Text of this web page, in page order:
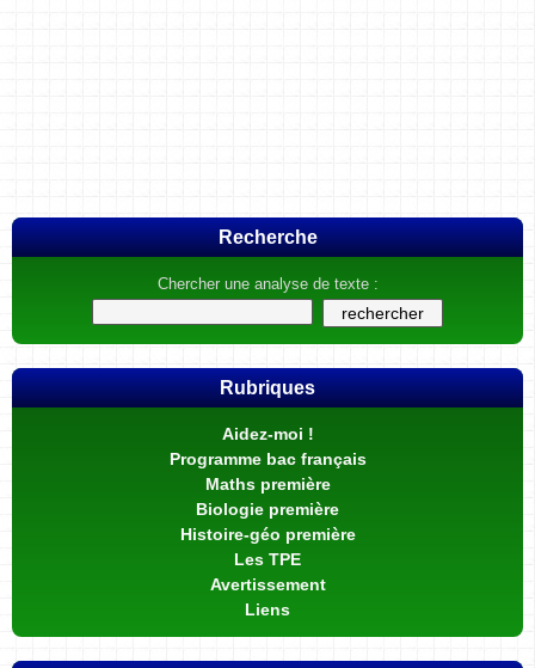
Recherche
Chercher une analyse de texte :
Rubriques
Aidez-moi !
Programme bac français
Maths première
Biologie première
Histoire-géo première
Les TPE
Avertissement
Liens